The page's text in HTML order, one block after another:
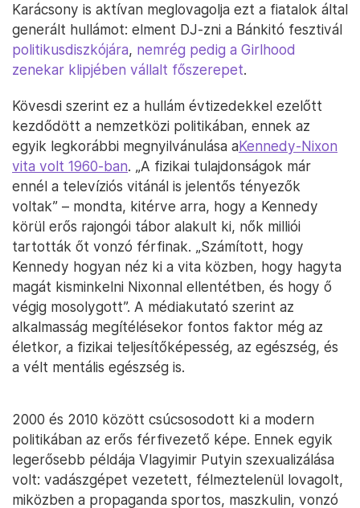
Karácsony is aktívan meglovagolja ezt a fiatalok által
generált hullámot: elment DJ-zni a Bánkitó fesztivál
politikusdiszkójára, nemrég pedig a Girlhood
zenekar klipjében vállalt főszerepet.
Kövesdi szerint ez a hullám évtizedekkel ezelőtt
kezdődött a nemzetközi politikában, ennek az
egyik legkorábbi megnyilvánulása aKennedy-Nixon
vita volt 1960-ban. „A fizikai tulajdonságok már
ennél a televíziós vitánál is jelentős tényezők
voltak” – mondta, kitérve arra, hogy a Kennedy
körül erős rajongói tábor alakult ki, nők milliói
tartották őt vonzó férfinak. „Számított, hogy
Kennedy hogyan néz ki a vita közben, hogy hagyta
magát kisminkelni Nixonnal ellentétben, és hogy ő
végig mosolygott”. A médiakutató szerint az
alkalmasság megítélésekor fontos faktor még az
életkor, a fizikai teljesítőképesség, az egészség, és
a vélt mentális egészség is.
2000 és 2010 között csúcsosodott ki a modern
politikában az erős férfivezető képe. Ennek egyik
legerősebb példája Vlagyimir Putyin szexualizálása
volt: vadászgépet vezetett, félmeztelenül lovagolt,
miközben a propaganda sportos, maszkulin, vonzó